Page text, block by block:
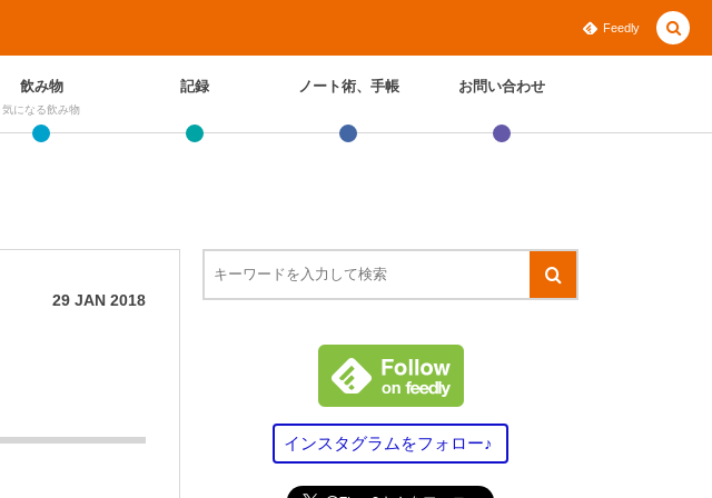
Feedly
飲み物
気になる飲み物
記録 ノート術、手帳 お問い合わせ
29 JAN 2018
インスタグラムをフォロー♪